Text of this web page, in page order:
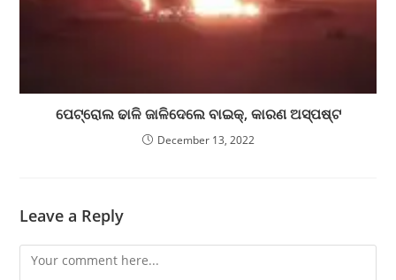
ପେଟ୍ରୋଲ ଢାଳି ଜାଳିଦେଲେ ବାଇକ୍, କାରଣ ଅସ୍ପଷ୍ଟ
December 13, 2022
Leave a Reply